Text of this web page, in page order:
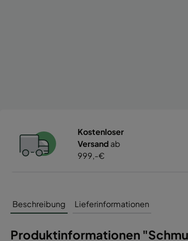
Kostenloser
Versand ab
999,-€
Beschreibung Lieferinformationen
Produktinformationen